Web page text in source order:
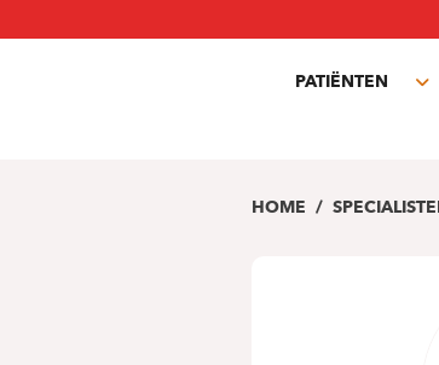
en
PATIËNTEN
HOME